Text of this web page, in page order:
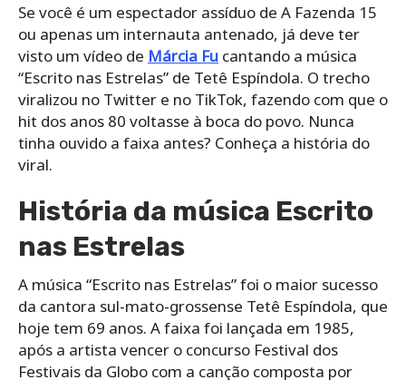
Se você é um espectador assíduo de A Fazenda 15
ou apenas um internauta antenado, já deve ter
visto um vídeo de Márcia Fu cantando a música
“Escrito nas Estrelas” de Tetê Espíndola. O trecho
viralizou no Twitter e no TikTok, fazendo com que o
hit dos anos 80 voltasse à boca do povo. Nunca
tinha ouvido a faixa antes? Conheça a história do
viral.
História da música Escrito
nas Estrelas
A música “Escrito nas Estrelas” foi o maior sucesso
da cantora sul-mato-grossense Tetê Espíndola, que
hoje tem 69 anos. A faixa foi lançada em 1985,
após a artista vencer o concurso Festival dos
Festivais da Globo com a canção composta por